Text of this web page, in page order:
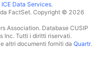
ICE Data Services.
FactSet. Copyright © 2026
Association. Database CUSIP
Inc. Tutti i diritti riservati.
altri documenti forniti da Quartr.